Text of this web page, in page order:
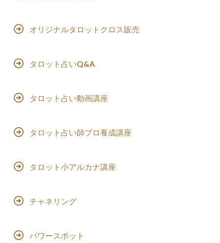
オリジナルタロットクロス販売
タロット占いQ&A
タロット占い動画講座
タロット占い師プロ養成講座
タロット小アルカナ講座
チャネリング
パワースポット